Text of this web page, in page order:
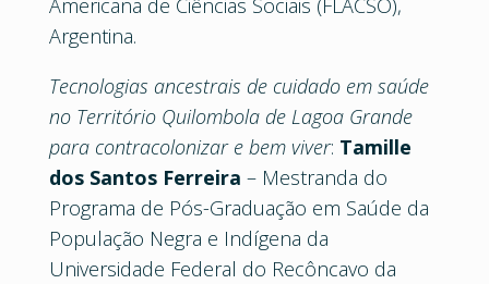
Americana de Ciências Sociais (FLACSO),
Argentina.
Tecnologias ancestrais de cuidado em saúde
no Território Quilombola de Lagoa Grande
para contracolonizar e bem viver: Tamille
dos Santos Ferreira – Mestranda do
Programa de Pós-Graduação em Saúde da
População Negra e Indígena da
Universidade Federal do Recôncavo da